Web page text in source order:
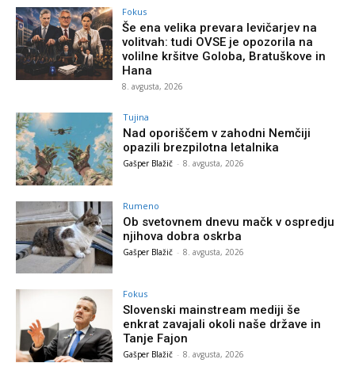
Fokus
Še ena velika prevara levičarjev na
volitvah: tudi OVSE je opozorila na
volilne kršitve Goloba, Bratuškove in
Hana
8. avgusta, 2026
Tujina
Nad oporiščem v zahodni Nemčiji
opazili brezpilotna letalnika
Gašper Blažič - 8. avgusta, 2026
Rumeno
Ob svetovnem dnevu mačk v ospredju
njihova dobra oskrba
Gašper Blažič - 8. avgusta, 2026
Fokus
Slovenski mainstream mediji še
enkrat zavajali okoli naše države in
Tanje Fajon
Gašper Blažič - 8. avgusta, 2026